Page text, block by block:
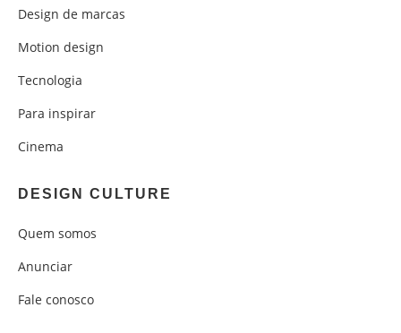
Design de marcas
Motion design
Tecnologia
Para inspirar
Cinema
DESIGN CULTURE
Quem somos
Anunciar
Fale conosco